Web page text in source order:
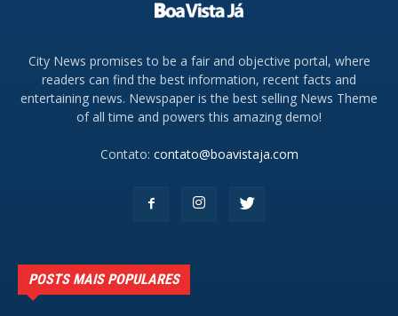
City News promises to be a fair and objective portal, where
readers can find the best information, recent facts and
entertaining news. Newspaper is the best selling News Theme
of all time and powers this amazing demo!
Contato: contato@boavistaja.com
POSTS MAIS POPULARES